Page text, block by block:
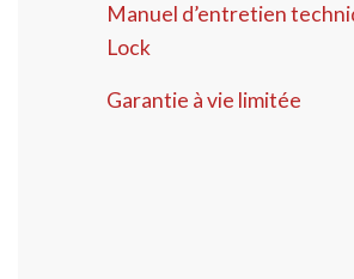
Manuel d’entretien
Lock
Garantie à vie limitée